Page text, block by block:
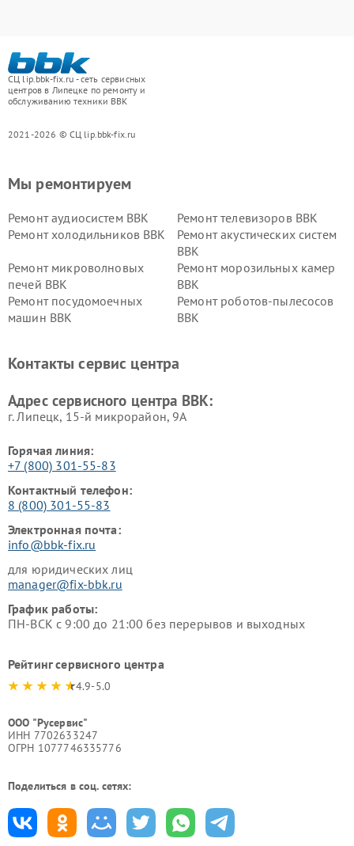
СЦ lip.bbk-fix.ru - сеть сервисных
центров в Липецке по ремонту и
обслуживанию техники BBK
2021-2026 © СЦ lip.bbk-fix.ru
Мы ремонтируем
Ремонт аудиосистем BBK
Ремонт телевизоров BBK
Ремонт холодильников BBK
Ремонт акустических систем
BBK
Ремонт микроволновых
печей BBK
Ремонт морозильных камер
BBK
Ремонт посудомоечных
машин BBK
Ремонт роботов-пылесосов
BBK
Ремонт винных шкафов BBK
Контакты сервис центра
Адрес сервисного центра BBK:
г. Липецк, 15-й микрорайон, 9А
Горячая линия:
+7 (800) 301-55-83
Контактный телефон:
8 (800) 301-55-83
Электронная почта:
info@bbk-fix.ru
для юридических лиц
manager@fix-bbk.ru
График работы:
ПН-ВСК с 9:00 до 21:00 без перерывов и выходных
Рейтинг сервисного центра
4.9-5.0
ООО "Русервис"
ИНН 7702633247
ОГРН 1077746335776
Поделиться в соц. сетях: